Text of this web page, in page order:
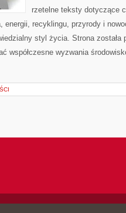
rzetelne teksty dotyczące
energii, recyklingu, przyrody i
styl życia. Strona została
współczesne wyzwania